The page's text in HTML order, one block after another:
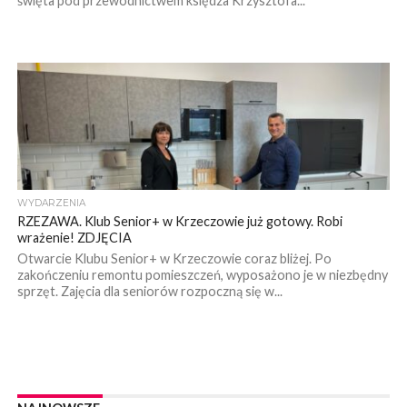
WYDARZENIA
RZEZAWA. Klub Senior+ w Krzeczowie już gotowy. Robi
wrażenie! ZDJĘCIA
Otwarcie Klubu Senior+ w Krzeczowie coraz bliżej. Po
zakończeniu remontu pomieszczeń, wyposażono je w niezbędny
sprzęt. Zajęcia dla seniorów rozpoczną się w...